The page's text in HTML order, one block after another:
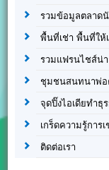
รวมข้อมูลตลาด
พื้นที่เช่า พื้นที่ให้
รวมแฟรนไชส์น่
ชุมชนสนทนาพ่อ
จุดปิ๊งไอเดียทำธุ
เกร็ดความรู้การเ
ติดต่อเรา